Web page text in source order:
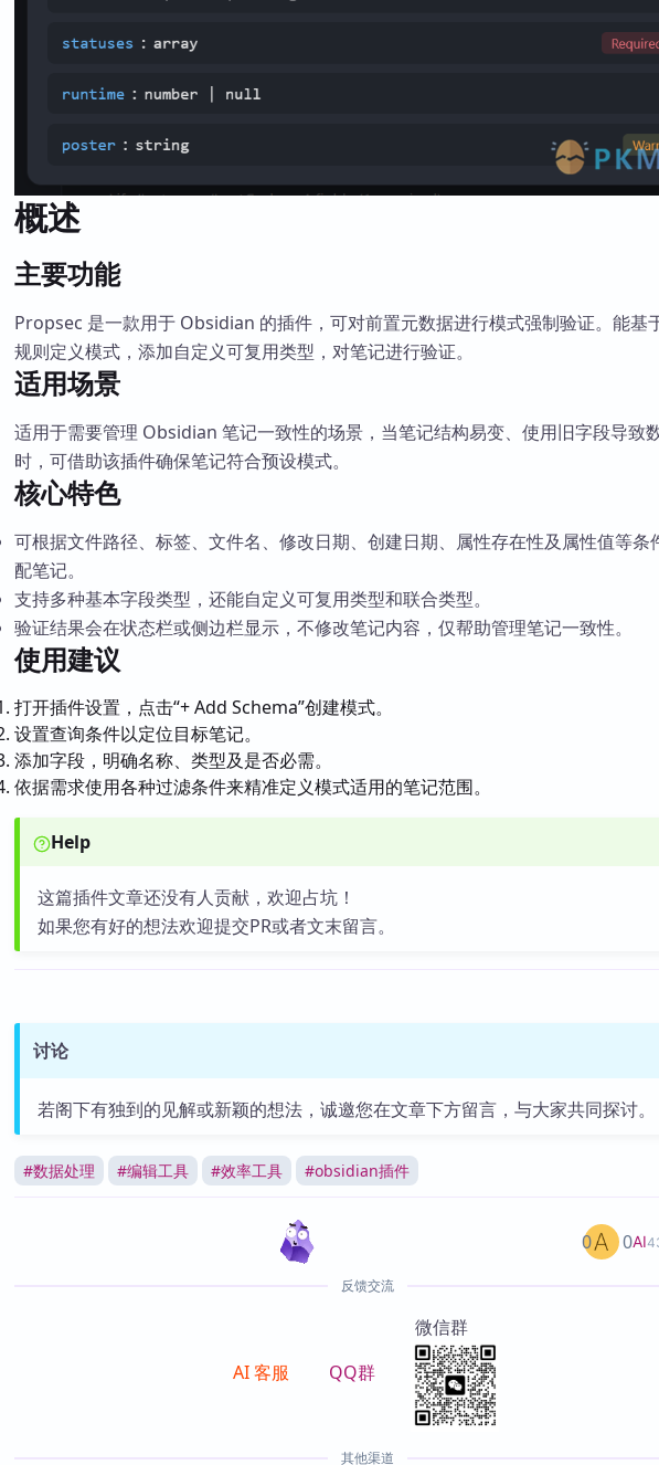
概述
主要功能
Propsec 是一款用于 Obsidian 的插件，可对前置元数据进行模式强制验证。能基
规则定义模式，添加自定义可复用类型，对笔记进行验证。
适用场景
适用于需要管理 Obsidian 笔记一致性的场景，当笔记结构易变、使用旧字段导致
时，可借助该插件确保笔记符合预设模式。
核心特色
可根据文件路径、标签、文件名、修改日期、创建日期、属性存在性及属性值等条
配笔记。
支持多种基本字段类型，还能自定义可复用类型和联合类型。
验证结果会在状态栏或侧边栏显示，不修改笔记内容，仅帮助管理笔记一致性。
使用建议
打开插件设置，点击“+ Add Schema”创建模式。
设置查询条件以定位目标笔记。
添加字段，明确名称、类型及是否必需。
依据需求使用各种过滤条件来精准定义模式适用的笔记范围。
Help
这篇插件文章还没有人贡献，欢迎占坑！
如果您有好的想法欢迎提交PR或者文末留言。
讨论
若阁下有独到的见解或新颖的想法，诚邀您在文章下方留言，与大家共同探讨。
#数据处理 #编辑工具 #效率工具 #obsidian插件
AI
0 0
反馈交流
AI 客服 QQ群
微信群
其他渠道